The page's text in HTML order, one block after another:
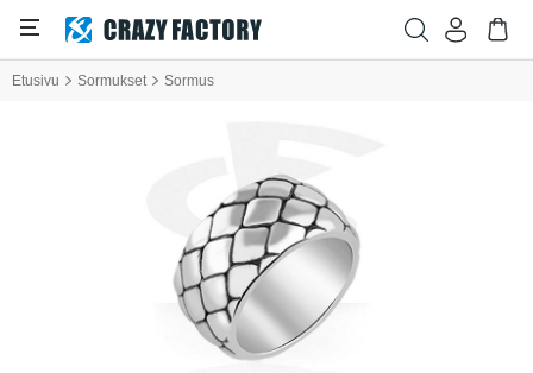
Etusivu Sormukset Sormus